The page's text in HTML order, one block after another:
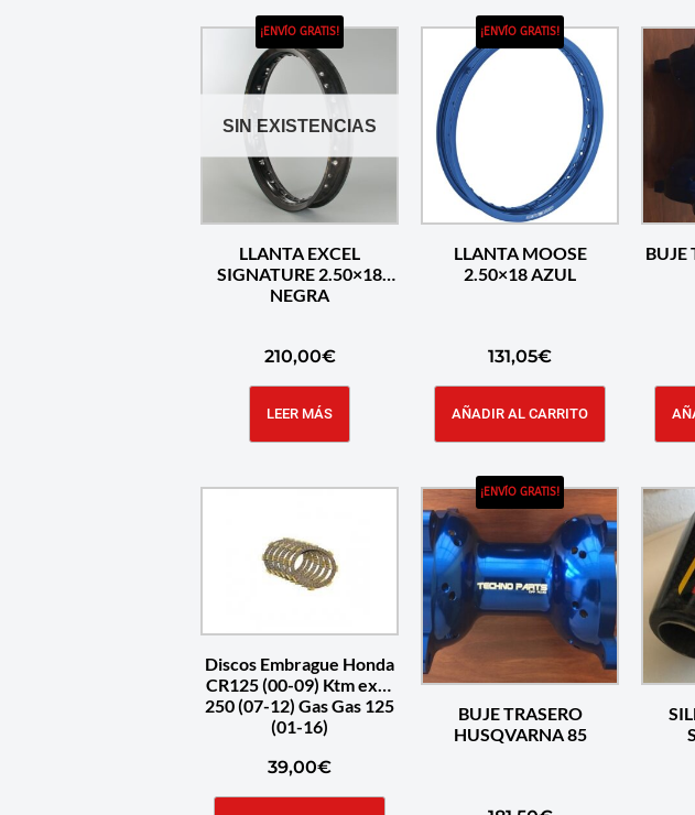
SIN EXISTENCIAS
¡ENVÍO GRATIS!
LLANTA EXCEL
SIGNATURE 2.50×18
NEGRA
210,00€
LEER MÁS
¡ENVÍO GRATIS!
LLANTA MOOSE
2.50×18 AZUL
131,05€
AÑADIR AL CARRITO
Discos Embrague Honda
CR125 (00-09) Ktm excf
250 (07-12) Gas Gas 125
(01-16)
39,00€
¡ENVÍO GRATIS!
BUJE TRASERO
HUSQVARNA 85